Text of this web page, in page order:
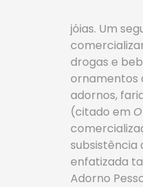
jóias. Um
drogas e
ornamentos
adornos,
(citado em
subsistência
enfatizada
Adorno